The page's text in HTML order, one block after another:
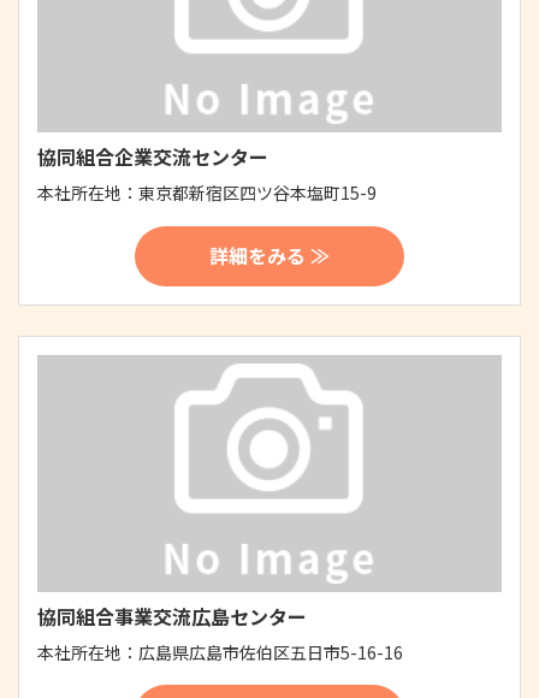
協同組合企業交流センター
本社所在地： 東京都新宿区四ツ谷本塩町15-9
詳細をみる ≫
協同組合事業交流広島センター
本社所在地： 広島県広島市佐伯区五日市5-16-16